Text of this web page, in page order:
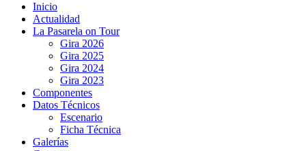
Inicio
Actualidad
La Pasarela on Tour
Gira 2026
Gira 2025
Gira 2024
Gira 2023
Componentes
Datos Técnicos
Escenario
Ficha Técnica
Galerías